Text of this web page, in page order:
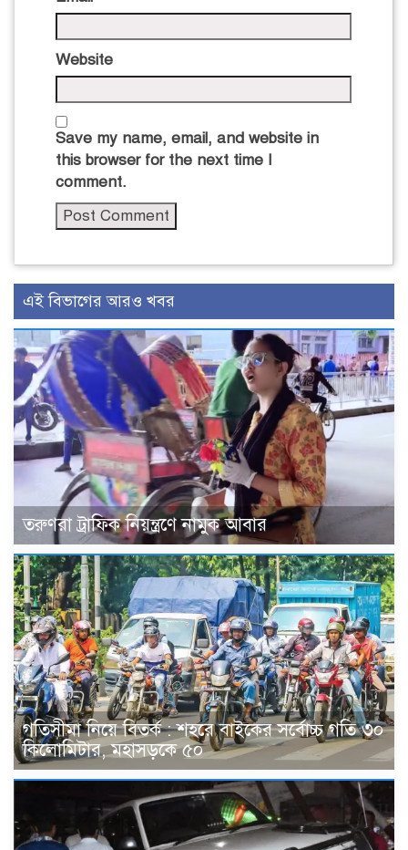
Website
Save my name, email, and website in
this browser for the next time I
comment.
এই বিভাগের আরও খবর
তরুণরা ট্রাফিক নিয়ন্ত্রণে নামুক আবার
গতিসীমা নিয়ে বিতর্ক : শহরে বাইকের সর্বোচ্চ গতি ৩০
কিলোমিটার, মহাসড়কে ৫০